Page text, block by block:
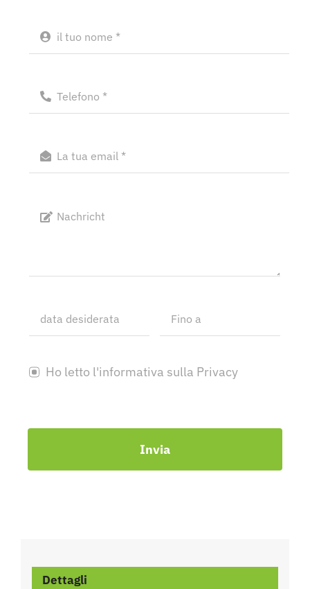
Ho letto l'informativa sulla Privacy
Invia
Dettagli